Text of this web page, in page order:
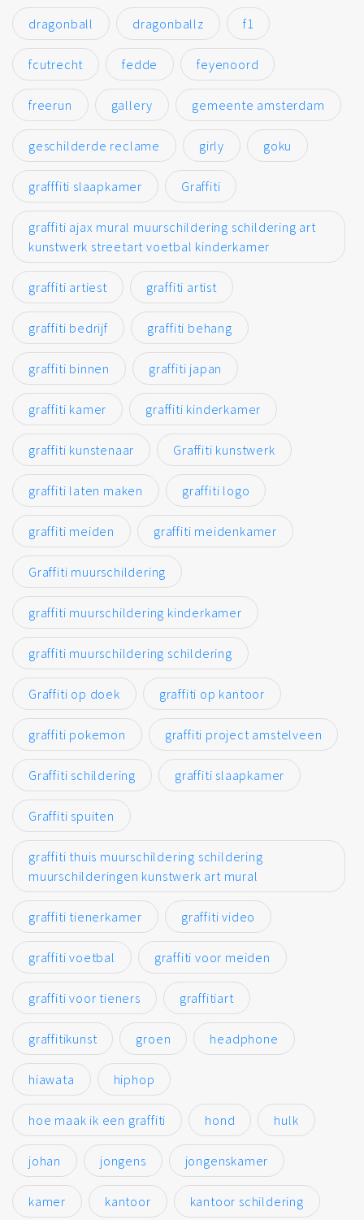
dragonball dragonballz f1
fcutrecht fedde feyenoord
freerun gallery gemeente amsterdam
geschilderde reclame girly goku
grafffiti slaapkamer Graffiti
graffiti ajax mural muurschildering schildering art
kunstwerk streetart voetbal kinderkamer
graffiti artiest graffiti artist
graffiti bedrijf graffiti behang
graffiti binnen graffiti japan
graffiti kamer graffiti kinderkamer
graffiti kunstenaar Graffiti kunstwerk
graffiti laten maken graffiti logo
graffiti meiden graffiti meidenkamer
Graffiti muurschildering
graffiti muurschildering kinderkamer
graffiti muurschildering schildering
Graffiti op doek graffiti op kantoor
graffiti pokemon graffiti project amstelveen
Graffiti schildering graffiti slaapkamer
Graffiti spuiten
graffiti thuis muurschildering schildering
muurschilderingen kunstwerk art mural
graffiti tienerkamer graffiti video
graffiti voetbal graffiti voor meiden
graffiti voor tieners graffitiart
graffitikunst groen headphone
hiawata hiphop
hoe maak ik een graffiti hond hulk
johan jongens jongenskamer
kamer kantoor kantoor schildering